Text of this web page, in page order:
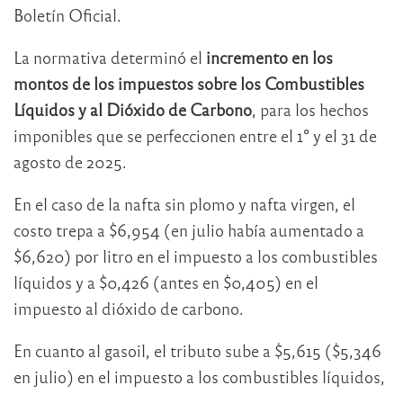
Boletín Oficial.
La normativa determinó el incremento en los
montos de los impuestos sobre los Combustibles
Líquidos y al Dióxido de Carbono, para los hechos
imponibles que se perfeccionen entre el 1° y el 31 de
agosto de 2025.
En el caso de la nafta sin plomo y nafta virgen, el
costo trepa a $6,954 (en julio había aumentado a
$6,620) por litro en el impuesto a los combustibles
líquidos y a $0,426 (antes en $0,405) en el
impuesto al dióxido de carbono.
En cuanto al gasoil, el tributo sube a $5,615 ($5,346
en julio) en el impuesto a los combustibles líquidos,